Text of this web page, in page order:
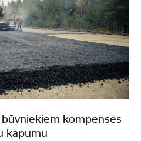
kompensēs
kāpumu